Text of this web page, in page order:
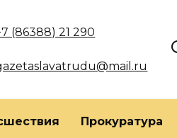
(86388) 21 290
Прокуратура